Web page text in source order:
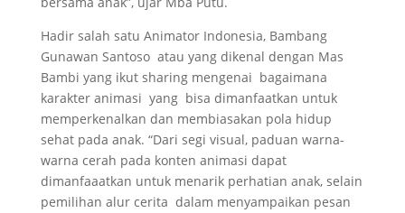
Hadir salah satu Animator Indonesia, Bambang
Gunawan Santoso atau yang dikenal dengan Mas
Bambi yang ikut sharing mengenai bagaimana
karakter animasi yang bisa dimanfaatkan untuk
memperkenalkan dan membiasakan pola hidup
sehat pada anak. “Dari segi visual, paduan warna-
warna cerah pada konten animasi dapat
dimanfaaatkan untuk menarik perhatian anak, selain
pemilihan alur cerita dalam menyampaikan pesan